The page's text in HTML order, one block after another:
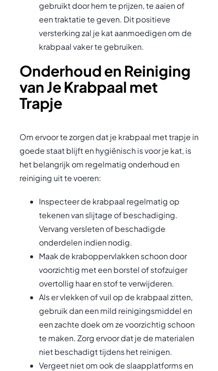
gebruikt door hem te prijzen, te aaien of
een traktatie te geven. Dit positieve
versterking zal je kat aanmoedigen om de
krabpaal vaker te gebruiken.
Onderhoud en Reiniging
van Je Krabpaal met
Trapje
Om ervoor te zorgen dat je krabpaal met trapje in
goede staat blijft en hygiënisch is voor je kat, is
het belangrijk om regelmatig onderhoud en
reiniging uit te voeren:
Inspecteer de krabpaal regelmatig op
tekenen van slijtage of beschadiging.
Vervang versleten of beschadigde
onderdelen indien nodig.
Maak de kraboppervlakken schoon door
voorzichtig met een borstel of stofzuiger
overtollig haar en stof te verwijderen.
Als er vlekken of vuil op de krabpaal zitten,
gebruik dan een mild reinigingsmiddel en
een zachte doek om ze voorzichtig schoon
te maken. Zorg ervoor dat je de materialen
niet beschadigt tijdens het reinigen.
Vergeet niet om ook de slaapplatforms en